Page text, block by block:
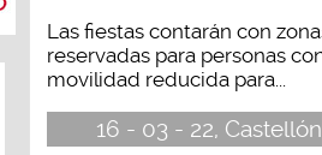
Las fiestas contarán con
reservadas para personas
movilidad reducida para...
16 - 03 - 22, Castellón